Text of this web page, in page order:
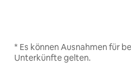
* Es können Ausnahmen für
Unterkünfte gelten.